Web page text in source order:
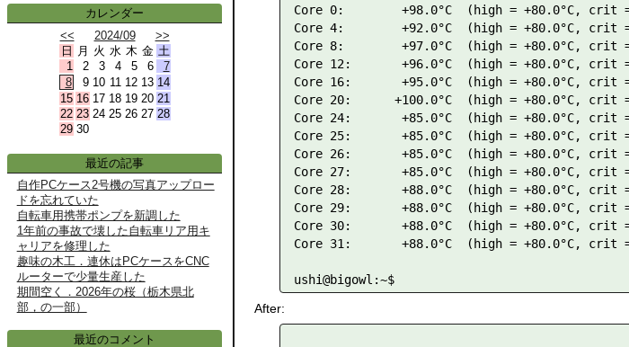
Core 0:        +98.0°C  (high = +80.0°C, crit =
Core 4:        +92.0°C  (high = +80.0°C, crit =
Core 8:        +97.0°C  (high = +80.0°C, crit =
Core 12:       +96.0°C  (high = +80.0°C, crit =
Core 16:       +95.0°C  (high = +80.0°C, crit =
Core 20:      +100.0°C  (high = +80.0°C, crit =
Core 24:       +85.0°C  (high = +80.0°C, crit =
Core 25:       +85.0°C  (high = +80.0°C, crit =
Core 26:       +85.0°C  (high = +80.0°C, crit =
Core 27:       +85.0°C  (high = +80.0°C, crit =
Core 28:       +88.0°C  (high = +80.0°C, crit =
Core 29:       +88.0°C  (high = +80.0°C, crit =
Core 30:       +88.0°C  (high = +80.0°C, crit =
Core 31:       +88.0°C  (high = +80.0°C, crit =
ushi@bigowl:~$
After:
カレンダー
<<
2024/09
>>
日
月 火 水 木 金 土
1
2 3 4 5 6
7
8
9 10 11 12 13 14
15 16 17 18 19 20 21
22 23 24 25 26 27 28
29 30
最近の記事
自作PCケース2号機の写真アップロー
ドを忘れていた
自転車用携帯ポンプを新調した
1年前の事故で壊した自転車リア用キ
ャリアを修理した
趣味の木工．連休はPCケースをCNC
ルーターで少量生産した
期間空く．2026年の桜（栃木県北
部，の一部）
最近のコメント